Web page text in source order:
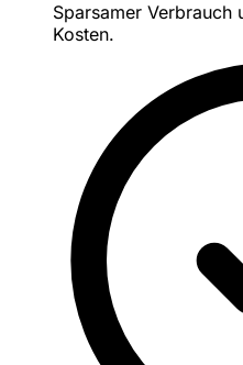
Sparsamer Verbrauch
Kosten.